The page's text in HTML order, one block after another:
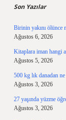
Son Yazılar
Birinin yakını ölünce
Ağustos 6, 2026
Kitaplara iman hangi
Ağustos 5, 2026
500 kg lık danadan
Ağustos 3, 2026
27 yaşında yüzme
Ağustos 3, 2026